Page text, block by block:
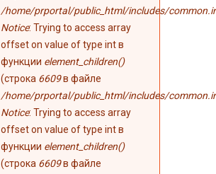
/home/prportal/public_html/includes/
Notice: Trying to access array
offset on value of type int в
функции element_children()
(строка 6609в файле
/home/prportal/public_html/includes/
Notice: Trying to access array
offset on value of type int в
функции element_children()
(строка 6609в файле